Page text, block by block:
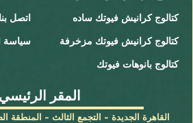
كتالوج كرانيش فيوتك ساده
كتالوج كرانيش فيوتك مزخرفة
كتالوج بانوهات فيوتك
اتصل بنا
سياسة
المقر الرئيسي
القاهرة الجديدة - التجمع الثالث - المنطقة